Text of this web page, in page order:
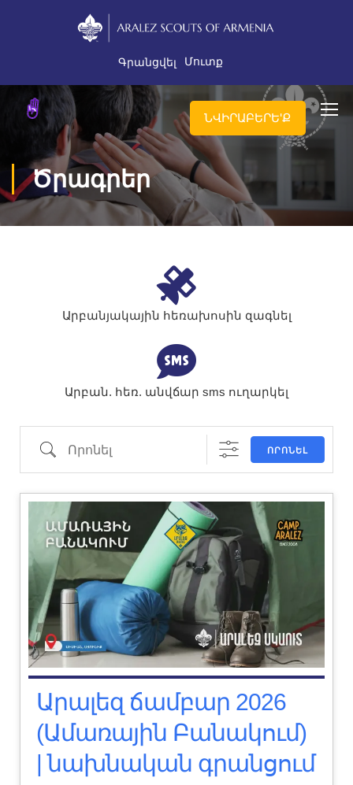
Գրանցվել Մուտք
ՆՎԻՐԱԲԵՐԵ'Ք
Ծրագրեր
Արբանյակային հեռախոսին զագնել
Արբան. հեռ. անվճար sms ուղարկել
ՈՐՈՆԵԼ
Արալեզ ճամբար 2026
(Ամառային Բանակում)
| նախնական գրանցում